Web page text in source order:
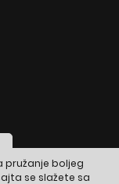
pružanje boljeg
se slažete sa